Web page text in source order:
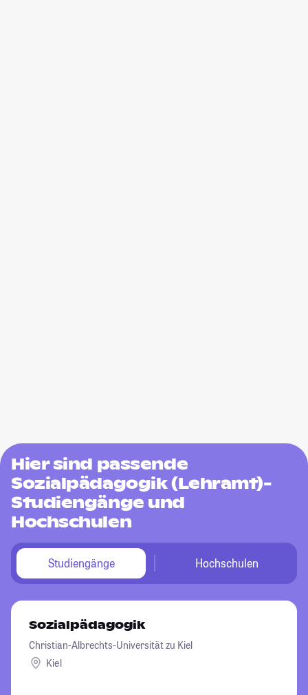
Hier sind passende
Sozialpädagogik (Lehramt)-
Studiengänge und
Hochschulen
Studiengänge Hochschulen
Sozialpädagogik
Christian-Albrechts-Universität zu Kiel
Kiel